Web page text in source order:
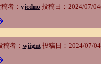
者： yjcdno 投稿日：2024/07/
者： wjignt投稿日：2024/07/